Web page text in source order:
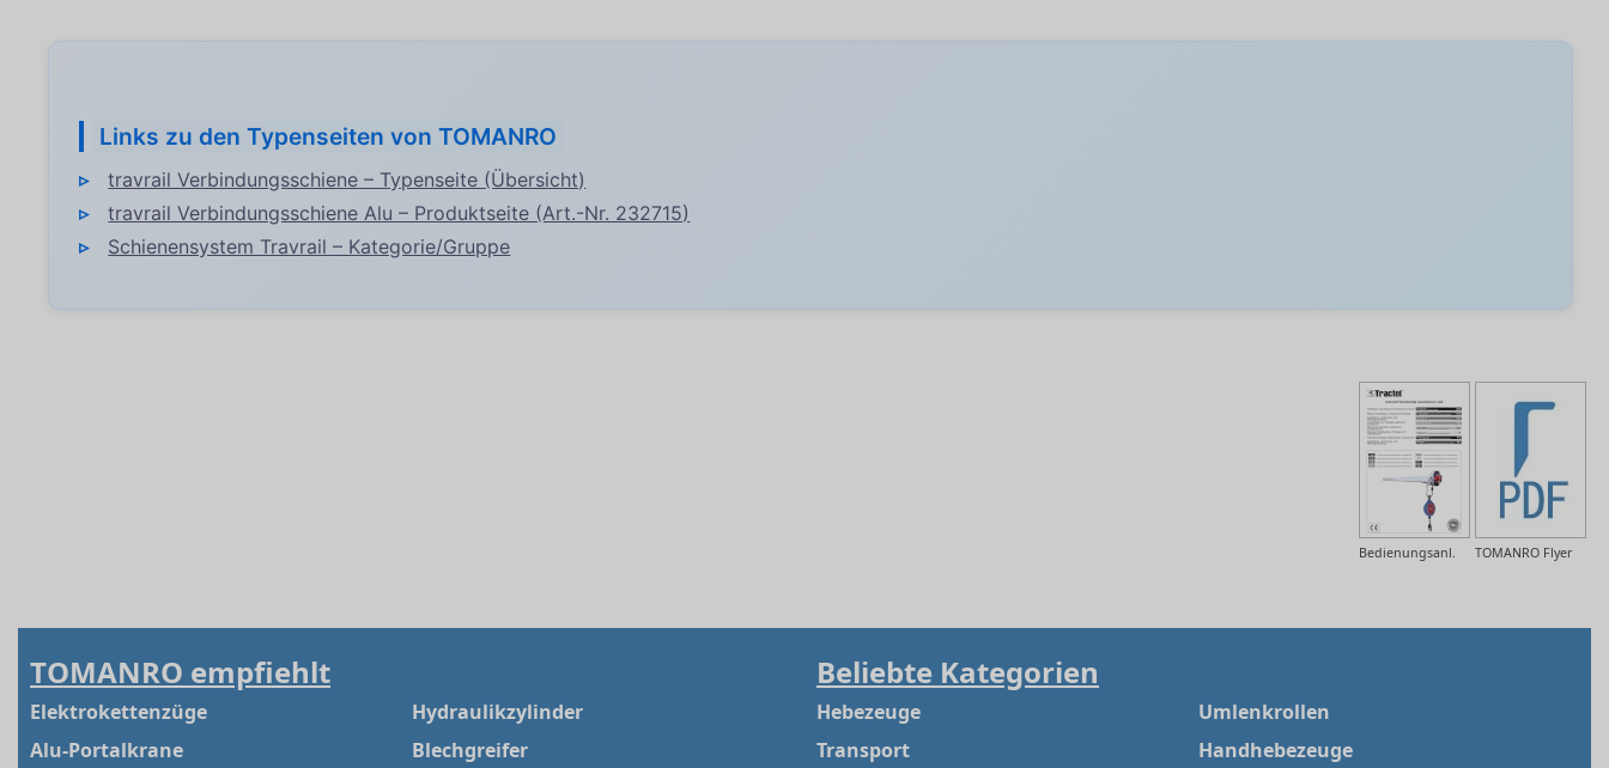
Links zu den Typenseiten von TOMANRO
travrail Verbindungsschiene – Typenseite (Übersicht)
travrail Verbindungsschiene Alu – Produktseite (Art.-Nr. 232715)
Schienensystem Travrail – Kategorie/Gruppe
TOMANRO Flyer
Bedienungsanl.
TOMANRO empfiehlt
Elektrokettenzüge
Alu-Portalkrane
Hydraulikzylinder
Blechgreifer
Beliebte Kategorien
Hebezeuge
Transport
Umlenkrollen
Handhebezeuge